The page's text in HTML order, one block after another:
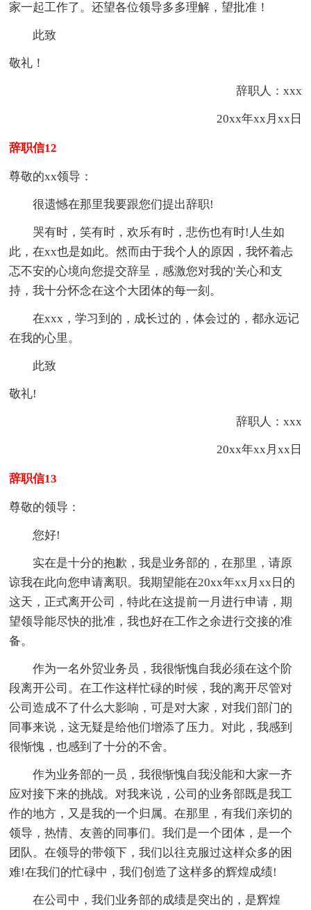
家一起工作了。还望各位领导多多理解，望批准！
此致
敬礼！
辞职人：xxx
20xx年xx月xx日
辞职信12
尊敬的xx领导：
很遗憾在那里我要跟您们提出辞职!
哭有时，笑有时，欢乐有时，悲伤也有时!人生如
此，在xx也是如此。然而由于我个人的原因，我怀着忐
忑不安的心境向您提交辞呈，感激您对我的'关心和支
持，我十分怀念在这个大团体的每一刻。
在xxx，学习到的，成长过的，体会过的，都永远记
在我的心里。
此致
敬礼!
辞职人：xxx
20xx年xx月xx日
辞职信13
尊敬的领导：
您好!
实在是十分的抱歉，我是业务部的，在那里，请原
谅我在此向您申请离职。我期望能在20xx年xx月xx日的
这天，正式离开公司，特此在这提前一月进行申请，期
望领导能尽快的批准，我也好在工作之余进行交接的准
备。
作为一名外贸业务员，我很惭愧自我必须在这个阶
段离开公司。在工作这样忙碌的时候，我的离开尽管对
公司造成不了什么大影响，可是对大家，对我们部门的
同事来说，这无疑是给他们增添了压力。对此，我感到
很惭愧，也感到了十分的不舍。
作为业务部的一员，我很惭愧自我没能和大家一齐
应对接下来的挑战。对我来说，公司的业务部既是我工
作的地方，又是我的一个归属。在那里，有我们亲切的
领导，热情、友善的同事们。我们是一个团体，是一个
团队。在领导的带领下，我们以往克服过这样众多的困
难!在我们的忙碌中，我们创造了这样多的辉煌成绩!
在公司中，我们业务部的成绩是突出的，是辉煌